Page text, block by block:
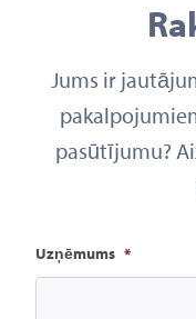
Jums ir
pasūtījumu?
Uzņēmums *